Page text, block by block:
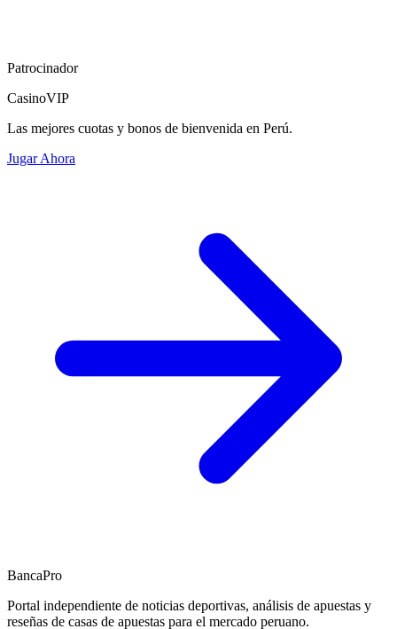
Patrocinador
CasinoVIP
Las mejores cuotas y bonos de bienvenida en Perú.
Jugar Ahora
BancaPro
Portal independiente de noticias deportivas, análisis de apuestas y
reseñas de casas de apuestas para el mercado peruano.